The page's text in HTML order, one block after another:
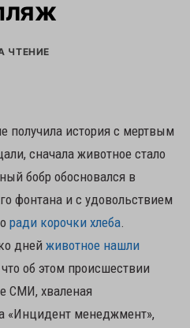
ЧТЕНИЕ
получила история с мертвым
сначала животное стало
бобр обосновался в
фонтана и с удовольствием
ради корочки хлеба.
дней животное нашли
об этом происшествии
СМИ, хваленая
«Инцидент менеджмент»,